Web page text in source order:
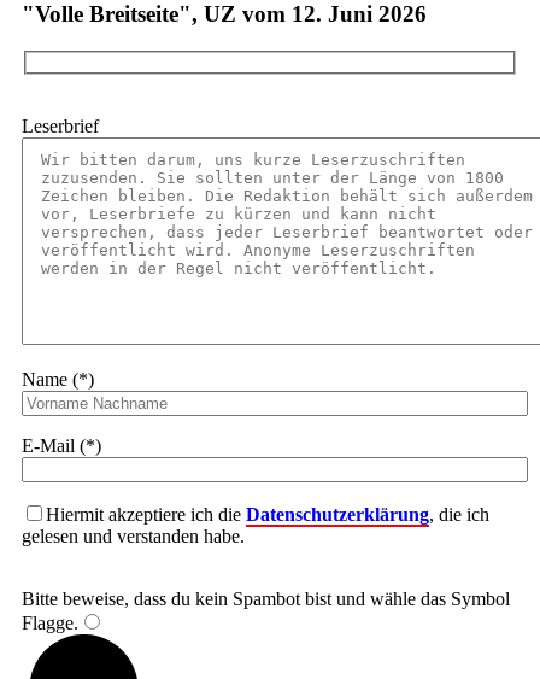
"Volle Breitseite", UZ vom 12. Juni 2026
Leserbrief
Name (*)
E-Mail (*)
Hiermit akzeptiere ich die Datenschutzerklärung, die ich
gelesen und verstanden habe.
Bitte beweise, dass du kein Spambot bist und wähle das Symbol
Flagge.